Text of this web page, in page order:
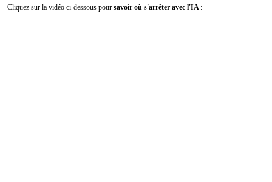
Cliquez sur la vidéo ci-dessous pour savoir où s'arrêter avec l'IA :